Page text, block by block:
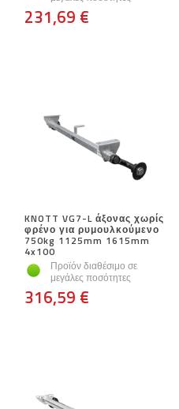
231,69 €
KNOTT VG7-L άξονας χωρίς
φρένο για ρυμουλκούμενο
750kg 1125mm 1615mm
4x100
Προϊόν διαθέσιμο σε
μεγάλες ποσότητες
316,59 €